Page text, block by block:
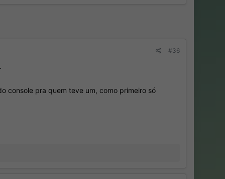
#36
console pra quem teve um, como primeiro só